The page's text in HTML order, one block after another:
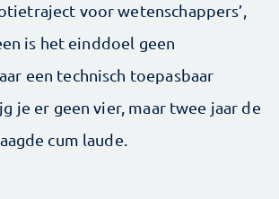
voor wetenschappers’,
is het einddoel geen
een technisch toepasbaar
je er geen vier, maar twee jaar de
cum laude.